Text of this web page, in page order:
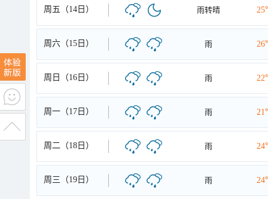
周五（14日） 雨转晴
周六（15日） 雨
周日（16日） 雨
周一（17日） 雨
周二（18日） 雨
周三（19日） 雨